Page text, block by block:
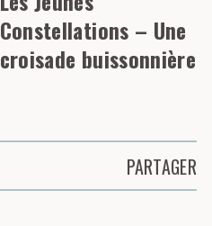
Constellations – Une
croisade buissonnière
PARTAGER